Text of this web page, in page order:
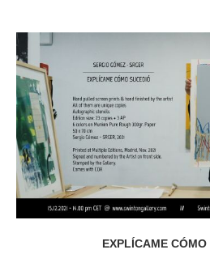
EXPLÍCAME CÓMO